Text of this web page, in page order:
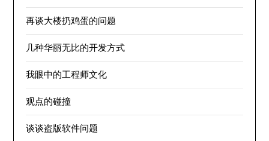
再谈大楼扔鸡蛋的问题
几种华丽无比的开发方式
我眼中的工程师文化
观点的碰撞
谈谈盗版软件问题